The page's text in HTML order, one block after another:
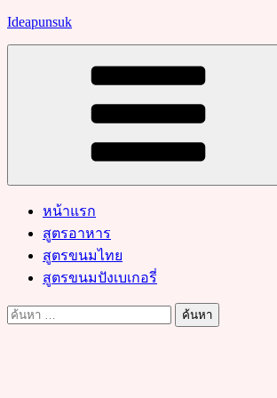
Skip
Ideapunsuk
หน้าแรก
สูตรอาหาร
สูตรขนมไทย
สูตรขนมปังเบเกอรี่
ค้นหา